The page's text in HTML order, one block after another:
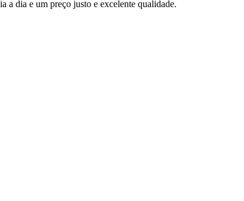
a dia e um preço justo e excelente qualidade.